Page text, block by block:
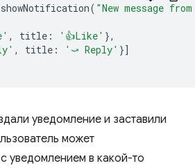
showNotification( "New message
, title : '👍Like' },
, title : '⤻ Reply' }]
уведомление и заставили
может
уведомлением в какой-то